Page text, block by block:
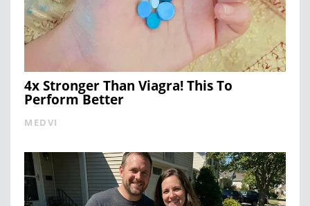
4x Stronger Than Viagra! This To
Perform Better
MEDVI